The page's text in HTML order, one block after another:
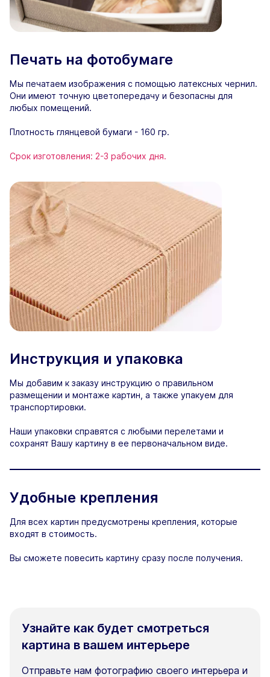
Печать на фотобумаге
Мы печатаем изображения с помощью латексных чернил.
Они имеют точную цветопередачу и безопасны для
любых помещений.
Плотность глянцевой бумаги - 160 гр.
Срок изготовления: 2-3 рабочих дня.
Инструкция и упаковка
Мы добавим к заказу инструкцию о правильном
размещении и монтаже картин, а также упакуем для
транспортировки.
Наши упаковки справятся с любыми перелетами и
сохранят Вашу картину в ее первоначальном виде.
Удобные крепления
Для всех картин предусмотрены крепления, которые
входят в стоимость.
Вы сможете повесить картину сразу после получения.
Узнайте как будет смотреться
картина в вашем интерьере
Отправьте нам фотографию своего интерьера и